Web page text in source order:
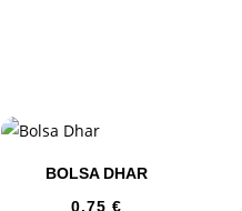
BOLSA DHAR
0,75€